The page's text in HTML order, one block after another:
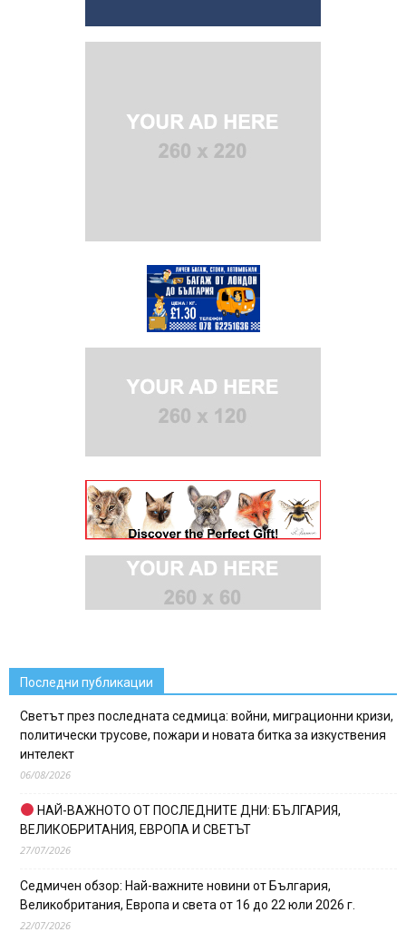
Последни публикации
Светът през последната седмица: войни, миграционни кризи,
политически трусове, пожари и новата битка за изкуствения
интелект
06/08/2026
НАЙ-ВАЖНОТО ОТ ПОСЛЕДНИТЕ ДНИ: БЪЛГАРИЯ,
ВЕЛИКОБРИТАНИЯ, ЕВРОПА И СВЕТЪТ
27/07/2026
Седмичен обзор: Най-важните новини от България,
Великобритания, Европа и света от 16 до 22 юли 2026 г.
22/07/2026